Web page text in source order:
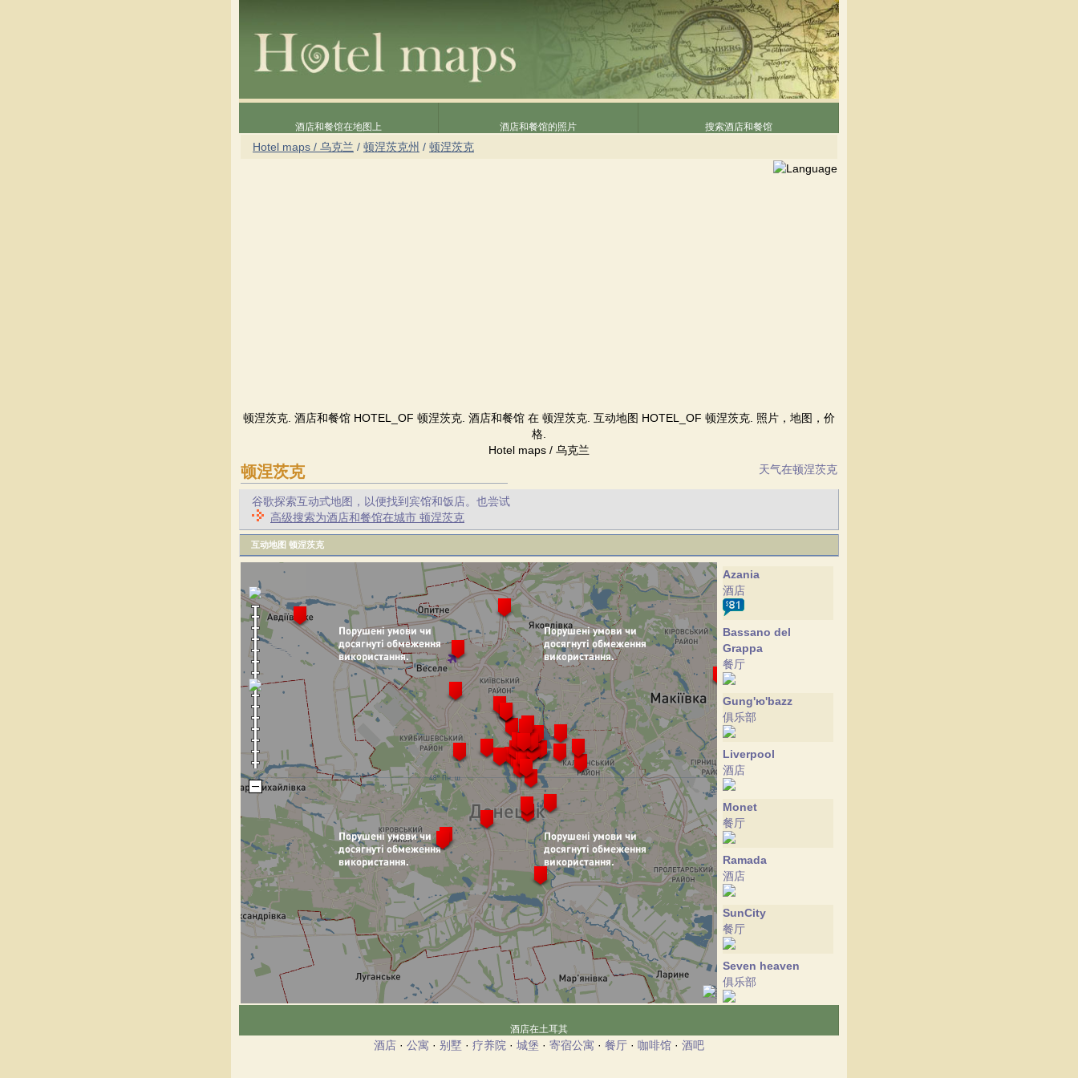
酒店和餐馆在地图上 酒店和餐馆的照片 搜索酒店和餐馆
Hotel maps / 乌克兰 / 顿涅茨克州 / 顿涅茨克
顿涅茨克. 酒店和餐馆 HOTEL_OF 顿涅茨克. 酒店和餐馆 在 顿涅茨克. 互动地图 HOTEL_OF 顿涅茨克. 照片，地图，价
格.
Hotel maps / 乌克兰
顿涅茨克 天气在顿涅茨克
谷歌探索互动式地图，以便找到宾馆和饭店。也尝试
高级搜索为酒店和餐馆在城市 顿涅茨克
互动地图 顿涅茨克
Azania
酒店
Bassano del
Grappa
餐厅
Gung'ю'bazz
俱乐部
Liverpool
酒店
Monet
餐厅
Ramada
酒店
SunCity
餐厅
Seven heaven
俱乐部
酒店
酒店在土耳其
酒店 · 公寓 · 别墅 · 疗养院 · 城堡 · 寄宿公寓 · 餐厅 · 咖啡馆 · 酒吧